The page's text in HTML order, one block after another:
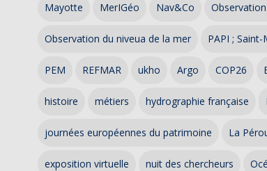
Mayotte MerIGéo Nav&Co
Observation du niveua de la mer PAPI ;
PEM REFMAR ukho Argo COP26
histoire métiers hydrographie française
journées européennes du patrimoine La
exposition virtuelle nuit des chercheurs